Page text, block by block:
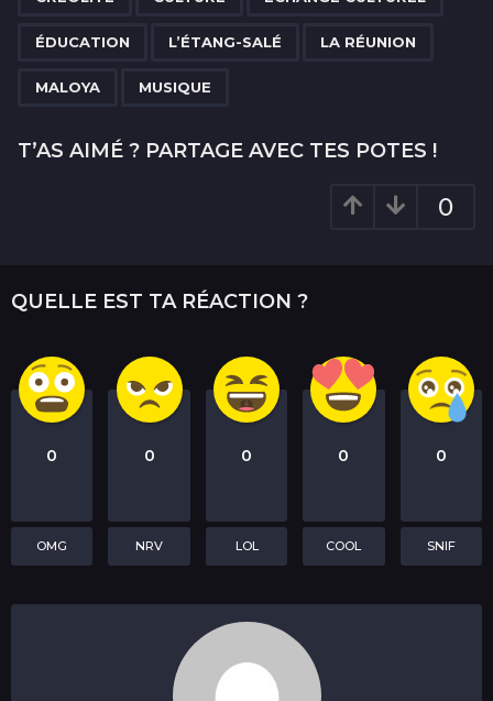
t
ÉDUCATION L’ÉTANG-SALÉ LA RÉUNION
MALOYA MUSIQUE
T’AS AIMÉ ? PARTAGE AVEC TES POTES !
0
QUELLE EST TA RÉACTION ?
0
OMG
0
NRV
0
LOL
0
COOL
0
SNIF